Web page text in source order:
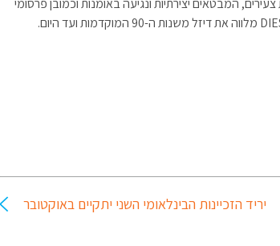
המבטאים יצירתיות ונגיעה באומנות וכמובן פרסומי
יריד הזכיינות הבינלאומי השני יתקיים באוקטובר